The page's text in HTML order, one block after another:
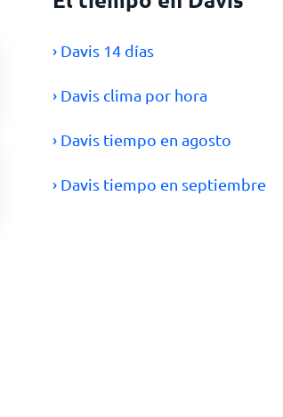
› Davis 14 días
› Davis clima por hora
› Davis tiempo en agosto
› Davis tiempo en septiembre